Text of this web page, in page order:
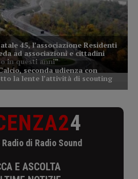
4
di Radio Sound
E ASCOLTA